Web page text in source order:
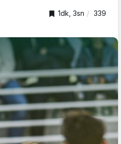
1dk, 3sn 339